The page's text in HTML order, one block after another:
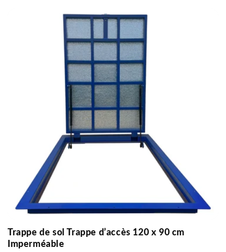
Trappe de sol Trappe d’accès 120 x 90 cm
Imperméable